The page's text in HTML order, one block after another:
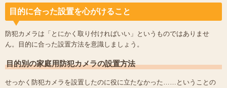
目的に合った設置を心がけること
防犯カメラは「とにかく取り付ければいい」というものではありませ
ん。目的に合った設置方法を意識しましょう。
目的別の家庭用防犯カメラの設置方法
せっかく防犯カメラを設置したのに役に立たなかった……ということの